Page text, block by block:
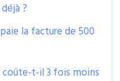
?
la facture de 500
t-il 3 fois moins